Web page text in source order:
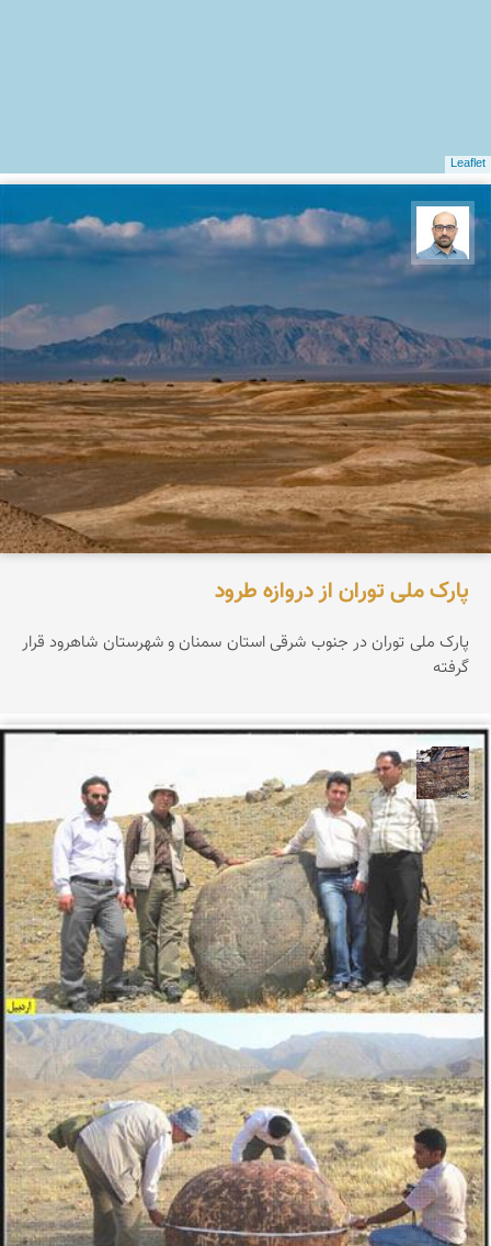
Leaflet
بابک ارجمندی
پارک ملی توران از دروازه طرود
پارک ملی توران در جنوب شرقی استان سمنان و شهرستان شاهرود قرار
گرفته
محمد ناصری فرد